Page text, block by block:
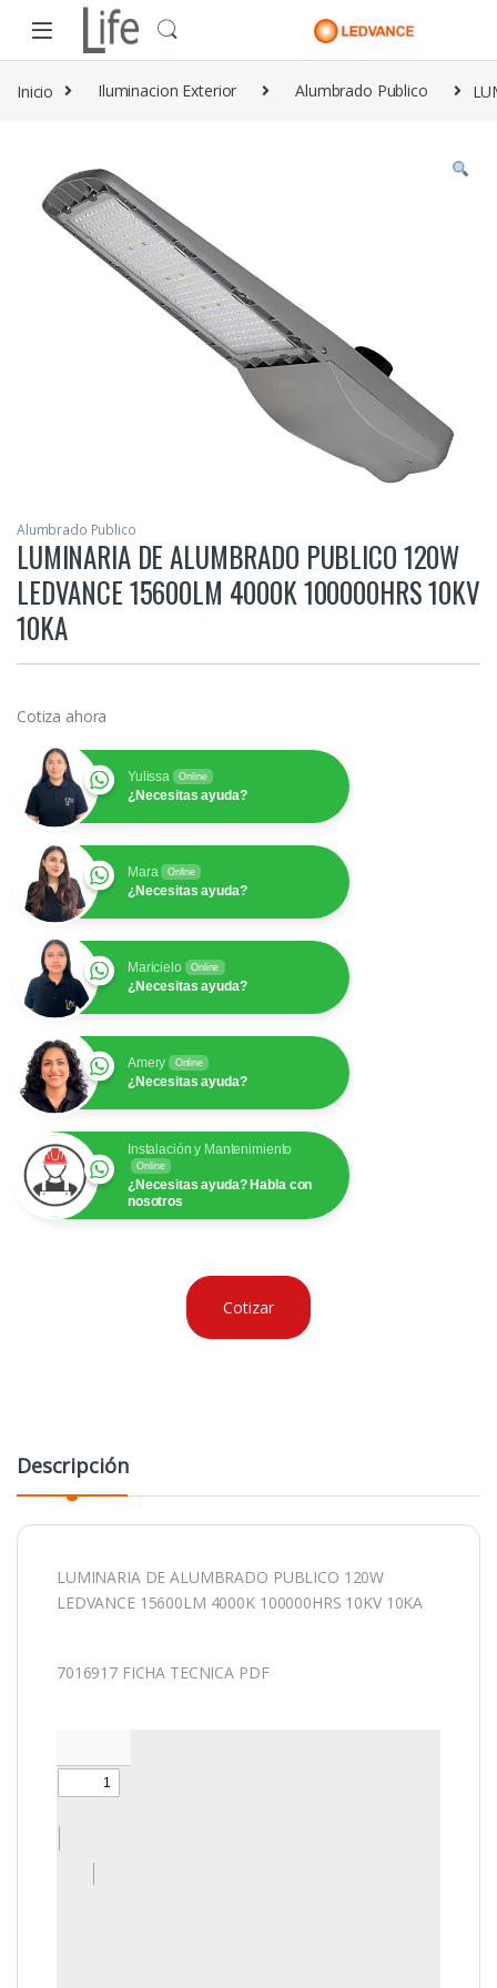
Skip to navigation
Skip to content
Inicio Iluminacion Exterior Alumbrado Publico
Alumbrado Publico
LUMINARIA DE ALUMBRADO PUBLICO 120W
LEDVANCE 15600LM 4000K 100000HRS 10KV
10KA
Cotiza ahora
Yulissa Online
¿Necesitas ayuda?
Mara Online
¿Necesitas ayuda?
Maricielo Online
¿Necesitas ayuda?
Amery Online
¿Necesitas ayuda?
Instalación y Mantenimiento
Online
¿Necesitas ayuda? Habla con
nosotros
Cotizar
Descripción
LUMINARIA DE ALUMBRADO PUBLICO 120W
LEDVANCE 15600LM 4000K 100000HRS 10KV 10KA
7016917 FICHA TECNICA PDF